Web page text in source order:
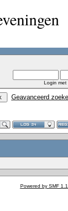
Login met
Geavanceerd
Powered by SMF